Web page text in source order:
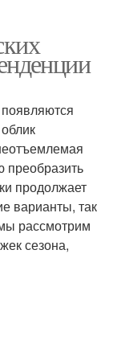
преобразить
продолжает
варианты, так
рассмотрим
сезона,